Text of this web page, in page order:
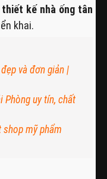
thiết kế nhà ống tân
khai.
và đơn giản |
Phòng uy tín, chất
mỹ phẩm